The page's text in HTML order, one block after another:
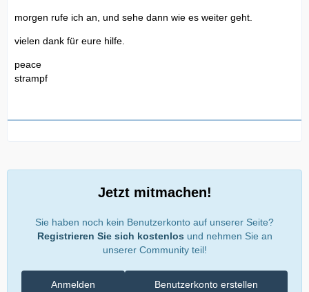
morgen rufe ich an, und sehe dann wie es weiter geht.
vielen dank für eure hilfe.
peace
strampf
Jetzt mitmachen!
Sie haben noch kein Benutzerkonto auf unserer Seite?
Registrieren Sie sich kostenlos und nehmen Sie an
unserer Community teil!
Benutzerkonto erstellen
Anmelden